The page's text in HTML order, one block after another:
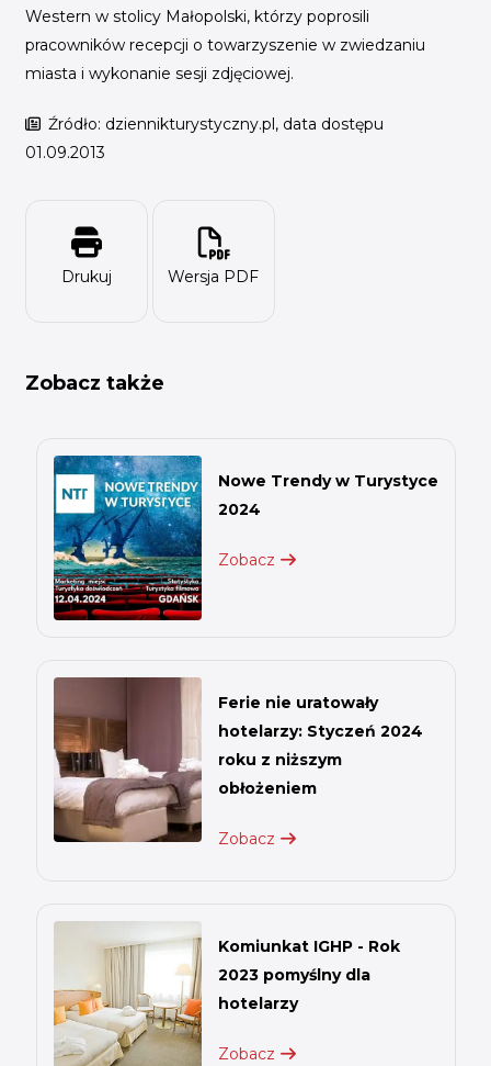
Western w stolicy Małopolski, którzy poprosili
pracowników recepcji o towarzyszenie w zwiedzaniu
miasta i wykonanie sesji zdjęciowej.
Źródło: dziennikturystyczny.pl, data dostępu
01.09.2013
Drukuj Wersja PDF
Zobacz także
Nowe Trendy w Turystyce
2024
Zobacz
Ferie nie uratowały
hotelarzy: Styczeń 2024
roku z niższym
obłożeniem
Zobacz
Komiunkat IGHP - Rok
2023 pomyślny dla
hotelarzy
Zobacz